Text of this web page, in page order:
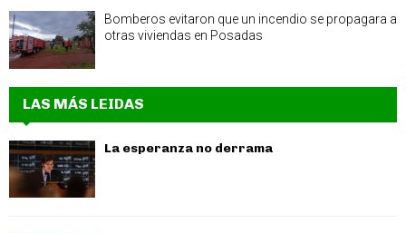
Bomberos evitaron que un incendio se propagara a
otras viviendas en Posadas
LAS MÁS LEIDAS
La esperanza no derrama